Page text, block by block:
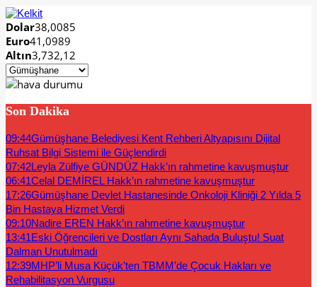
Dolar38,0085
Euro41,0989
Altın3,732,12
Son Dakika
09:44Gümüşhane Belediyesi Kent Rehberi Altyapısını Dijital
Ruhsat Bilgi Sistemi ile Güçlendirdi
07:42Leyla Zülfiye GÜNDÜZ Hakk’ın rahmetine kavuşmuştur
06:41Celal DEMİREL Hakk’ın rahmetine kavuşmuştur
17:26Gümüşhane Devlet Hastanesinde Onkoloji Kliniği 2 Yılda 5
Bin Hastaya Hizmet Verdi
09:10Nadire EREN Hakk’ın rahmetine kavuşmuştur
13:41Eski Öğrencileri ve Dostları Aynı Sahada Buluştu! Suat
Dalman Unutulmadı
12:39MHP’li Musa Küçük’ten TBMM’de Çocuk Hakları ve
Rehabilitasyon Vurgusu